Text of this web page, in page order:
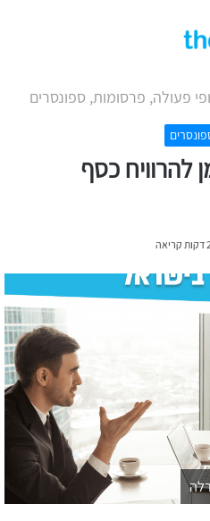
פעולה, פרסומות, ספונסרים
להרוויח כסף